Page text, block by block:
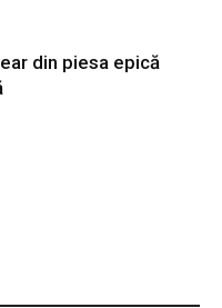
din piesa epică